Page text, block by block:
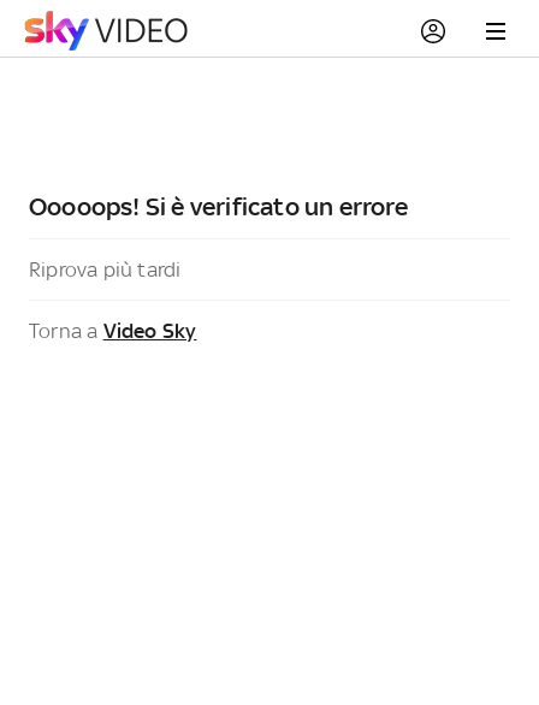
Ooooops! Si è verificato un errore
Riprova più tardi
Torna a Video Sky